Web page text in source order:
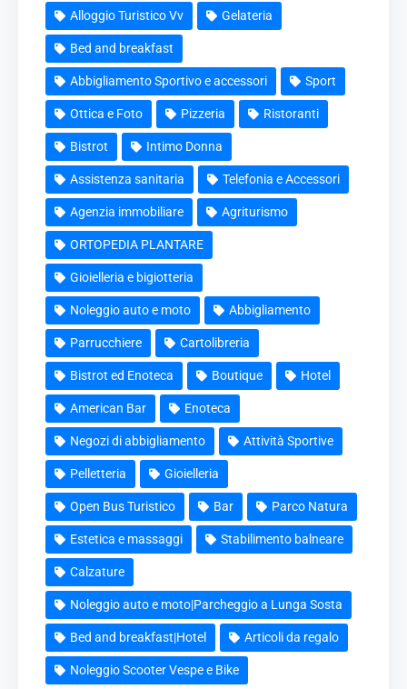
Alloggio Turistico Vv Gelateria
Bed and breakfast
Abbigliamento Sportivo e accessori Sport
Ottica e Foto Pizzeria Ristoranti
Bistrot Intimo Donna
Assistenza sanitaria Telefonia e Accessori
Agenzia immobiliare Agriturismo
ORTOPEDIA PLANTARE
Gioielleria e bigiotteria
Noleggio auto e moto Abbigliamento
Parrucchiere Cartolibreria
Bistrot ed Enoteca Boutique Hotel
American Bar Enoteca
Negozi di abbigliamento Attività Sportive
Pelletteria Gioielleria
Open Bus Turistico Bar Parco Natura
Estetica e massaggi Stabilimento balneare
Calzature
Noleggio auto e moto|Parcheggio a Lunga Sosta
Bed and breakfast|Hotel Articoli da regalo
Noleggio Scooter Vespe e Bike